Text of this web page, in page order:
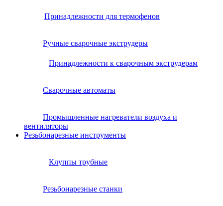
Принадлежности для термофенов
Ручные сварочные экструдеры
Принадлежности к сварочным экструдерам
Сварочные автоматы
Промышленные нагреватели воздуха и
вентиляторы
Резьбонарезные инструменты
Клуппы трубные
Резьбонарезные станки